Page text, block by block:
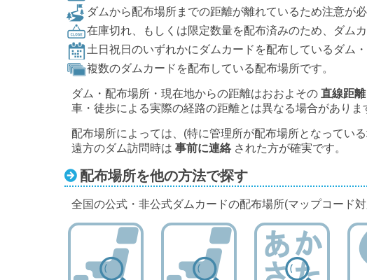
ダムから配布場所までの距離が離れているため注意が
在庫切れ、もしくは限定数量を配布済みのため、ダム
土日祝日のいずれかにダムカードを配布しているダム・
複数のダムカードを配布している配布場所です。
ダム・配布場所・現在地からの距離はおおよその 直線距離
車・徒歩による実際の経路の距離とは異なる場合がありま
配布場所によっては、(特に管理所が配布場所となってい
遠方のダム訪問時は 事前に連絡 された方が確実です。
配布場所を他の方法で探す
全国の公式・非公式ダムカードの配布場所(マップコード